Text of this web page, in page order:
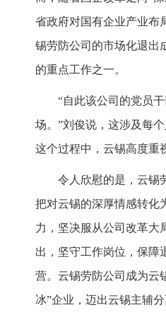
省政府对国有企业产业布
锡劳防公司的市场化退出
的重点工作之一。
“自此该公司的党员
场。”刘俊说，这涉及每
这个过程中，云锡高度重
令人欣慰的是，云锡
把对云锡的深厚情感转化
力，坚决服从公司改革大
出，坚守工作岗位，保障
营。云锡劳防公司成为云
冰”企业，迈出云锡主辅分